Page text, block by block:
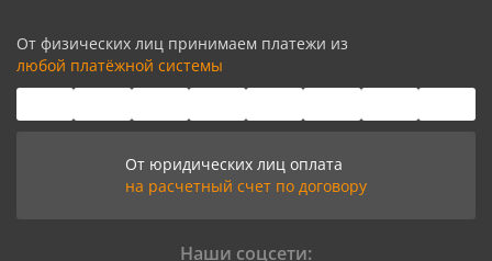
От физических лиц принимаем платежи из
любой платёжной системы
От юридических лиц оплата
на расчетный счет по договору
Наши соцсети: